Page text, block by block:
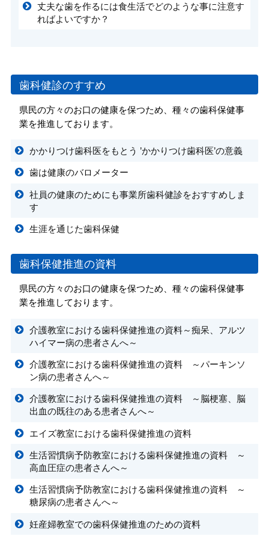
丈夫な歯を作るには食生活でどのような事に注意す
ればよいですか？
歯科健診のすすめ
県民の方々のお口の健康を保つため、種々の歯科保健事
業を推進しております。
かかりつけ歯科医をもとう ’かかりつけ歯科医’の意義
歯は健康のバロメーター
社員の健康のためにも事業所歯科健診をおすすめしま
す
生涯を通じた歯科保健
歯科保健推進の資料
県民の方々のお口の健康を保つため、種々の歯科保健事
業を推進しております。
介護教室における歯科保健推進の資料～痴呆、アルツ
ハイマー病の患者さんへ～
介護教室における歯科保健推進の資料 ～パーキンソ
ン病の患者さんへ～
介護教室における歯科保健推進の資料 ～脳梗塞、脳
出血の既往のある患者さんへ～
エイズ教室における歯科保健推進の資料
生活習慣病予防教室における歯科保健推進の資料 ～
高血圧症の患者さんへ～
生活習慣病予防教室における歯科保健推進の資料 ～
糖尿病の患者さんへ～
妊産婦教室での歯科保健推進のための資料